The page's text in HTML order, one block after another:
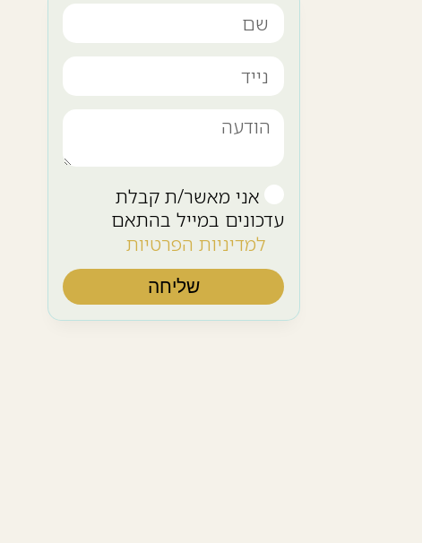
אני מאשר/ת קבלת
עדכונים במייל בהתאם
למדיניות הפרטיות
שליחה